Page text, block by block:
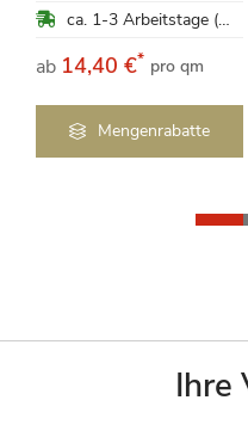
ca. 1-3 Arbeitstage (Mo-Fr)
ab 14,40 €* pro qm
Mengenrabatte
Ihre